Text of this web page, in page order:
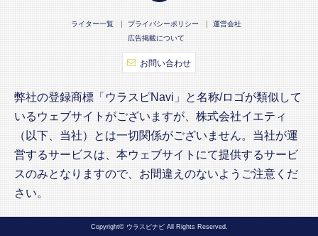
ライター一覧 プライバシーポリシー
運営会社
広告掲載について
お問い合わせ
弊社の登録商標「ウラスピNavi」と名称/ロゴが類似して
いるウェブサイトがございますが、株式会社イエティ
（以下、当社）とは一切関係がございません。当社が運
営するサービスは、本ウェブサイトにて提供するサービ
スのみとなりますので、お間違えのないようご注意くだ
さい。
Copyright© ウラスピナビ All Rights Reserved.